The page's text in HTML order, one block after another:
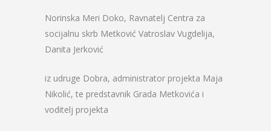
Norinska Meri Doko, Ravnatelj Centra za
socijalnu skrb Metković Vatroslav Vugdelija,
Danita Jerković
iz udruge Dobra, administrator projekta Maja
Nikolić, te predstavnik Grada Metkovića i
voditelj projekta